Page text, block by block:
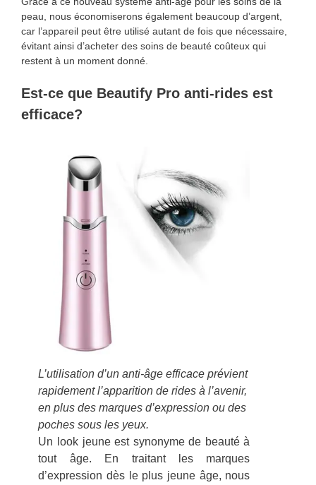
peau, nous économiserons également beaucoup d’argent,
car l’appareil peut être utilisé autant de fois que nécessaire,
évitant ainsi d’acheter des soins de beauté coûteux qui
restent à un moment donné.
Est-ce que Beautify Pro anti-rides est
efficace?
L’utilisation d’un anti-âge efficace prévient
rapidement l’apparition de rides à l’avenir,
en plus des marques d’expression ou des
poches sous les yeux.
Un look jeune est synonyme de beauté à
tout âge. En traitant les marques
d’expression dès le plus jeune âge, nous